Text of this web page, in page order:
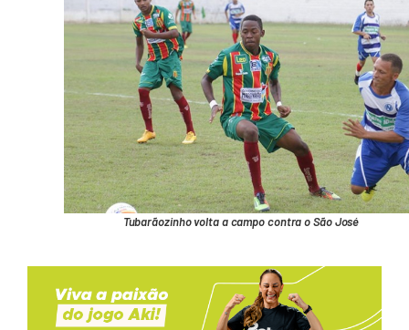
Tubarãozinho volta a campo contra o São José